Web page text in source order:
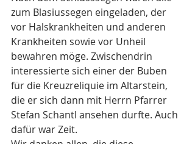
zum Blasiussegen eingeladen, der
vor Halskrankheiten und anderen
Krankheiten sowie vor Unheil
bewahren möge. Zwischendrin
interessierte sich einer der Buben
für die Kreuzreliquie im Altarstein,
die er sich dann mit Herrn Pfarrer
Stefan Schantl ansehen durfte. Auch
dafür war Zeit.